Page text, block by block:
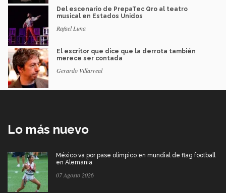
Del escenario de PrepaTec Qro al teatro
musical en Estados Unidos
Rafael Luna
El escritor que dice que la derrota también
merece ser contada
Gerardo Villarreal
Lo más nuevo
México va por pase olímpico en mundial de flag football
en Alemania
07 Agosto 2026